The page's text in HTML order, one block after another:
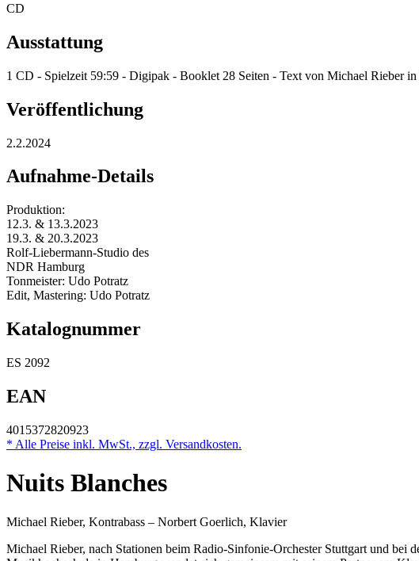
CD
Ausstattung
1 CD - Spielzeit 59:59 - Digipak - Booklet 28 Seiten - Text von Michael Rieber in
Veröffentlichung
2.2.2024
Aufnahme-Details
Produktion:
12.3. & 13.3.2023
19.3. & 20.3.2023
Rolf-Liebermann-Studio des
NDR Hamburg
Tonmeister: Udo Potratz
Edit, Mastering: Udo Potratz
Katalognummer
ES 2092
EAN
4015372820923
* Alle Preise inkl. MwSt., zzgl. Versandkosten.
Nuits Blanches
Michael Rieber, Kontrabass – Norbert Goerlich, Klavier
Michael Rieber, nach Stationen beim Radio-Sinfonie-Orchester Stuttgart und bei